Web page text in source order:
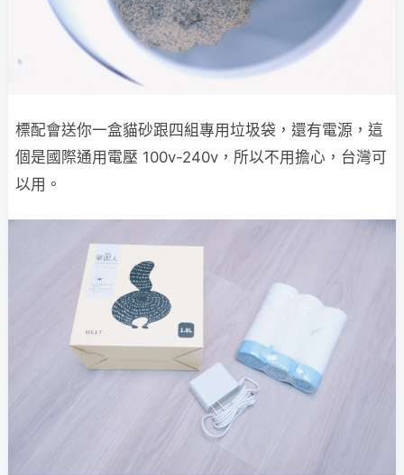
標配會送你一盒貓砂跟四組專用垃圾袋，還有電源，這
個是國際通用電壓 100v-240v，所以不用擔心，台灣可
以用。